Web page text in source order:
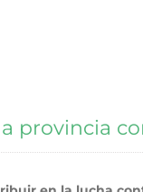
provincia